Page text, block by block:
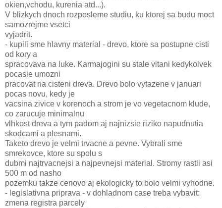
okien,vchodu, kurenia atd...).
V blizkych dnoch rozposleme studiu, ku ktorej sa budu moct
samozrejme vsetci
vyjadrit.
- kupili sme hlavny material - drevo, ktore sa postupne cisti
od kory a
spracovava na luke. Karmajogini su stale vitani kedykolvek
pocasie umozni
pracovat na cisteni dreva. Drevo bolo vytazene v januari
pocas novu, kedy je
vacsina zivice v korenoch a strom je vo vegetacnom klude,
co zarucuje minimalnu
vlhkost dreva a tym padom aj najnizsie riziko napudnutia
skodcami a plesnami.
Taketo drevo je velmi trvacne a pevne. Vybrali sme
smrekovce, ktore su spolu s
dubmi najtrvacnejsi a najpevnejsi material. Stromy rastli asi
500 m od nasho
pozemku takze cenovo aj ekologicky to bolo velmi vyhodne.
- legislativna priprava - v dohladnom case treba vybavit:
zmena registra parcely